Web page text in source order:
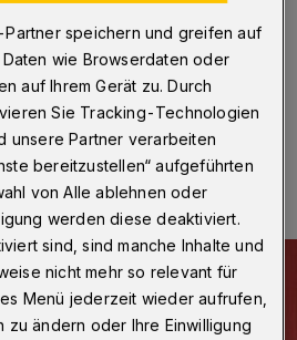
Barmen (Geschwister-
Eine Minute Lesezeit
-Partner speichern und greifen auf
wie Browserdaten oder
auf Ihrem Gerät zu. Durch
Sie Tracking-Technologien
unsere Partner verarbeiten
bereitzustellen“ aufgeführten
von Alle ablehnen oder
werden diese deaktiviert.
sind, sind manche Inhalte und
nicht mehr so relevant für
Menü jederzeit wieder aufrufen,
zu ändern oder Ihre Einwilligung